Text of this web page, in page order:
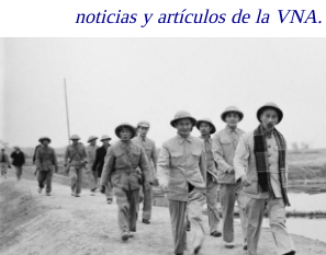
noticias y artículos de la